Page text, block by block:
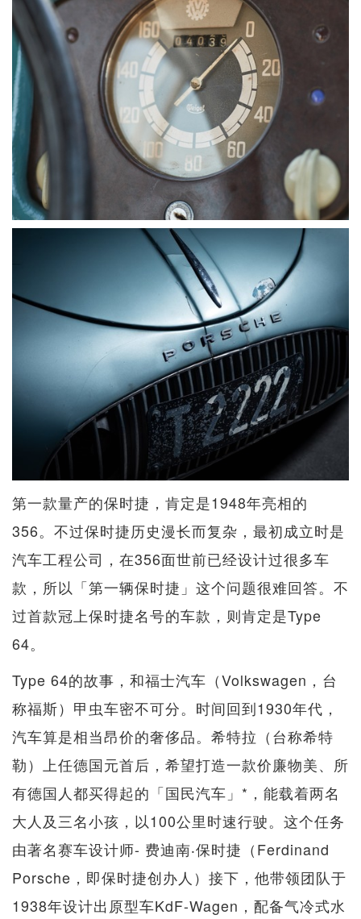
第一款量产的保时捷，肯定是1948年亮相的
356。不过保时捷历史漫长而复杂，最初成立时是
汽车工程公司，在356面世前已经设计过很多车
款，所以「第一辆保时捷」这个问题很难回答。不
过首款冠上保时捷名号的车款，则肯定是Type
64。
Type 64的故事，和福士汽车（Volkswagen，台
称福斯）甲虫车密不可分。时间回到1930年代，
汽车算是相当昂价的奢侈品。希特拉（台称希特
勒）上任德国元首后，希望打造一款价廉物美、所
有德国人都买得起的「国民汽车」*，能载着两名
大人及三名小孩，以100公里时速行驶。这个任务
由著名赛车设计师- 费迪南‧保时捷（Ferdinand
Porsche，即保时捷创办人）接下，他带领团队于
1938年设计出原型车KdF-Wagen，配备气冷式水